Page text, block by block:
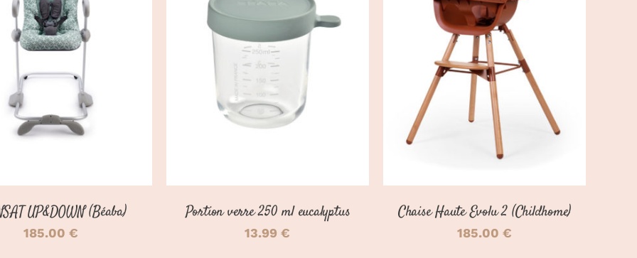
AU PANIER
UP&DOWN (Béaba)
185.00 €
AJOUTER AU PANIER
DÉTAILS
Portion verre 250 ml eucalyptus
13.99€
AJOUTER AU PANIER
DÉTAILS
Chaise Haute Evolu 2 (Childhome)
185.00 €